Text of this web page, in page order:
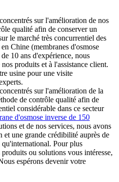
sur l'amélioration de nos
qualité afin de conserver un
le marché très concurrentiel des
Chine (membranes d'osmose
10 ans d'expérience, nous
produits et à l'assistance client.
usine pour une visite
sur l'amélioration de la
de contrôle qualité afin de
considérable dans ce secteur
d'osmose inverse de 150
et de nos services, nous avons
et une grande crédibilité auprès de
Pour plus
ou solutions vous intéresse,
espérons devenir votre